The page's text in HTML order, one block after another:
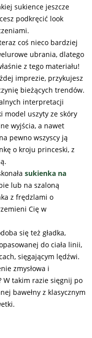
sukience jeszcze
podkręcić look
coś nieco bardziej
ubrania, dlatego
z tego materiału!
imprezie, przykujesz
bieżących trendów.
interpretacji
model uszyty ze skóry
wyjścia, a nawet
pewno wszyscy ją
o kroju princeski, z
sukienka na
lub na szaloną
z frędzlami o
Cię w
się też gładka,
do ciała linii,
sięgającym lędźwi.
zmysłowa i
W takim razie sięgnij po
bawełny z klasycznym